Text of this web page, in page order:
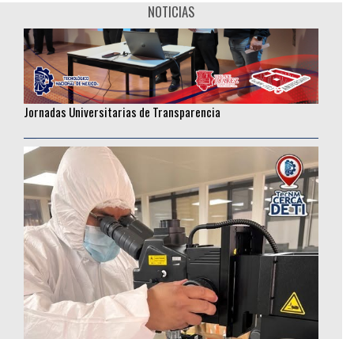
NOTICIAS
Jornadas Universitarias de Transparencia